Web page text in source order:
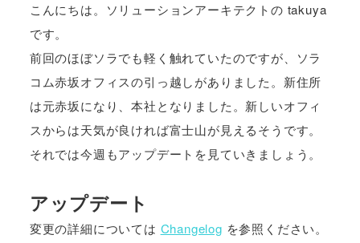
こんにちは。ソリューションアーキテクトの takuya
です。
前回のほぼソラでも軽く触れていたのですが、ソラ
コム赤坂オフィスの引っ越しがありました。新住所
は元赤坂になり、本社となりました。新しいオフィ
スからは天気が良ければ富士山が見えるそうです。
それでは今週もアップデートを見ていきましょう。
アップデート
変更の詳細については Changelog を参照ください。